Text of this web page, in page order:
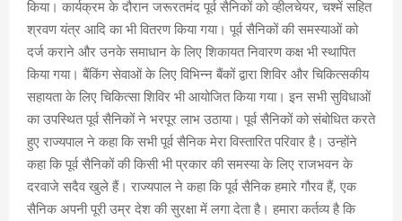
किया। कार्यक्रम के दौरान जरूरतमंद पूर्व सैनिकों को व्हीलचेयर, चश्में सहित
श्रवण यंत्र आदि का भी वितरण किया गया। पूर्व सैनिकों की समस्याओं को
दर्ज कराने और उनके समाधान के लिए शिकायत निवारण कक्ष भी स्थापित
किया गया। बैंकिंग सेवाओं के लिए विभिन्न बैंकों द्वारा शिविर और चिकित्सकीय
सहायता के लिए चिकित्सा शिविर भी आयोजित किया गया। इन सभी सुविधाओं
का उपस्थित पूर्व सैनिकों ने भरपूर लाभ उठाया। पूर्व सैनिकों को संबोधित करते
हुए राज्यपाल ने कहा कि सभी पूर्व सैनिक मेरा विस्तारित परिवार है। उन्होंने
कहा कि पूर्व सैनिकों की किसी भी प्रकार की समस्या के लिए राजभवन के
दरवाजे सदैव खुले हैं। राज्यपाल ने कहा कि पूर्व सैनिक हमारे गौरव हैं, एक
सैनिक अपनी पूरी उम्र देश की सुरक्षा में लगा देता है। हमारा कर्तव्य है कि